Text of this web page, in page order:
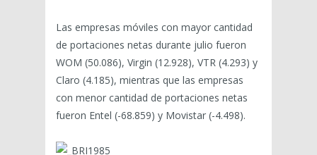
Las empresas móviles con mayor cantidad
de portaciones netas durante julio fueron
WOM (50.086), Virgin (12.928), VTR (4.293) y
Claro (4.185), mientras que las empresas
con menor cantidad de portaciones netas
fueron Entel (-68.859) y Movistar (-4.498).